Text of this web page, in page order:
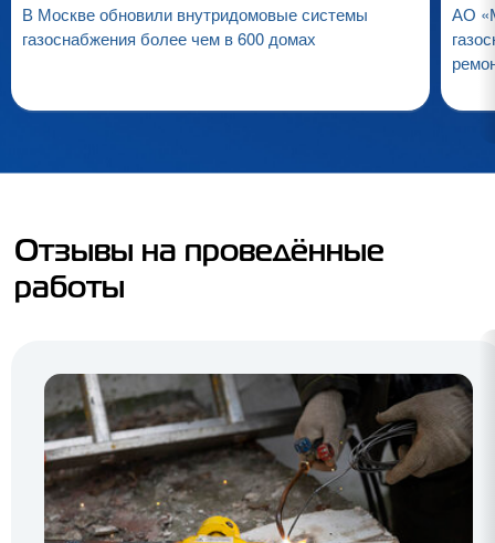
В Москве обновили внутридомовые системы
газоснабжения более чем в 600 домах
АО
Отзывы на проведённые
работы